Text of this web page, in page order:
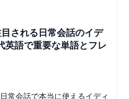
される日常会話のイデ
英語で重要な単語とフレ
常会話で本当に使えるイディ